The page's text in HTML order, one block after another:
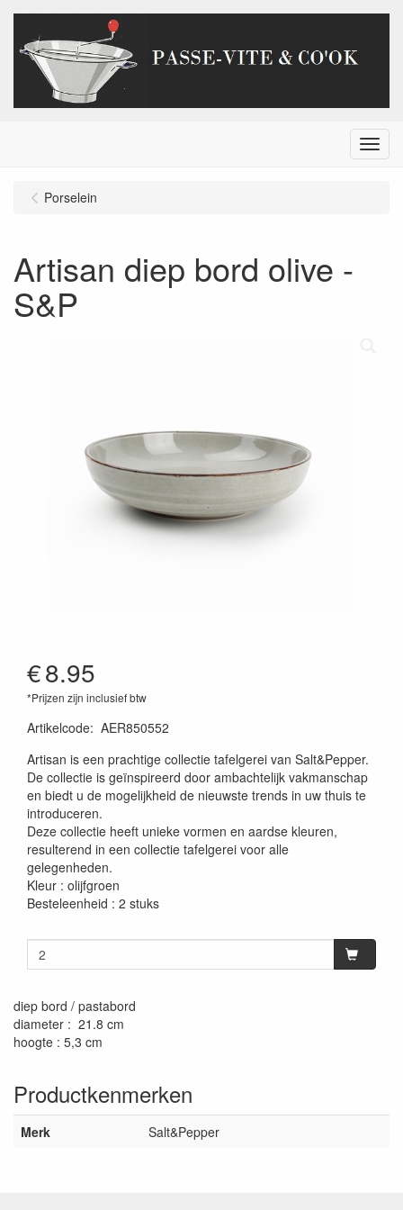
Menu
Porselein
Artisan diep bord olive -
S&P
€8.95
*Prijzen zijn inclusief btw
Artikelcode: AER850552
Artisan is een prachtige collectie tafelgerei van Salt&Pepper.
De collectie is geïnspireerd door ambachtelijk vakmanschap
en biedt u de mogelijkheid de nieuwste trends in uw thuis te
introduceren.
Deze collectie heeft unieke vormen en aardse kleuren,
resulterend in een collectie tafelgerei voor alle
gelegenheden.
Kleur : olijfgroen
Besteleenheid : 2 stuks
diep bord / pastabord
diameter : 21.8 cm
hoogte : 5,3 cm
Productkenmerken
Merk Salt&Pepper